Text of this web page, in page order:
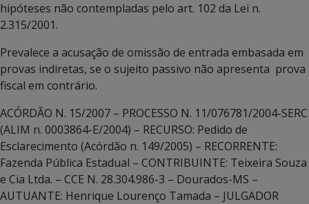
hipóteses não contempladas pelo art. 102 da Lei n.
2.315/2001.
Prevalece a acusação de omissão de entrada embasada em
provas indiretas, se o sujeito passivo não apresenta prova
fiscal em contrário.
ACÓRDÃO N. 15/2007 – PROCESSO N. 11/076781/2004-SERC
(ALIM n. 0003864-E/2004) – RECURSO: Pedido de
Esclarecimento (Acórdão n. 149/2005) – RECORRENTE:
Fazenda Pública Estadual – CONTRIBUINTE: Teixeira Souza
e Cia Ltda. – CCE N. 28.304.986-3 – Dourados-MS –
AUTUANTE: Henrique Lourenço Tamada – JULGADOR